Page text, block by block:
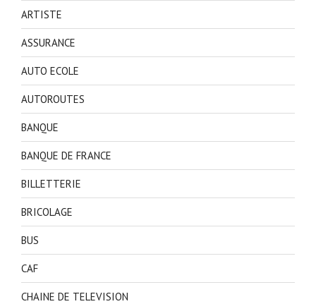
ARTISTE
ASSURANCE
AUTO ECOLE
AUTOROUTES
BANQUE
BANQUE DE FRANCE
BILLETTERIE
BRICOLAGE
BUS
CAF
CHAINE DE TELEVISION